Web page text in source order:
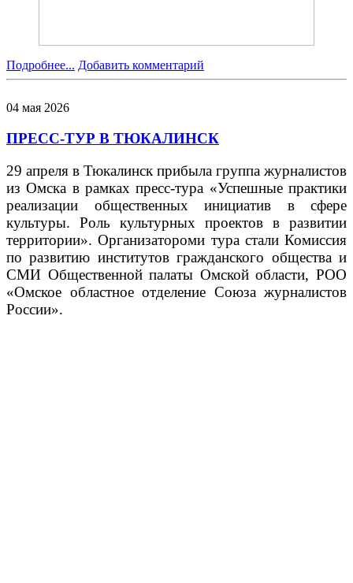
Подробнее... Добавить комментарий
04 мая 2026
ПРЕСС-ТУР В ТЮКАЛИНСК
29 апреля в Тюкалинск прибыла группа журналистов
из Омска в рамках пресс-тура «Успешные практики
реализации общественных инициатив в сфере
культуры. Роль культурных проектов в развитии
территории». Организатороми тура стали Комиссия
по развитию институтов гражданского общества и
СМИ Общественной палаты Омской области, РОО
«Омское областное отделение Союза журналистов
России».